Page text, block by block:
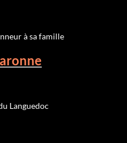
à sa famille
Languedoc